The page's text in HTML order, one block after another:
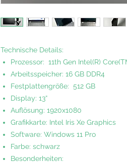
Technische Details:
Prozessor: 11th Gen Intel(R)
Arbeitsspeicher: 16 GB DDR4
Festplattengröße: 512 GB
Display: 13“
Auflösung: 1920x1080
Grafikkarte: Intel Iris Xe Graphics
Software: Windows 11 Pro
Farbe: schwarz
Besonderheiten: